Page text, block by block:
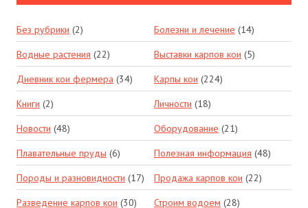
Без рубрики (2) Болезни и лечение (14)
Водные растения (22) Выставки карпов кои (5)
Дневник кои фермера (34) Карпы кои (224)
Книги (2) Личности (18)
Новости (48) Оборудование (21)
Плавательные пруды (6) Полезная информация (48)
Породы и разновидности (17) Продажа карпов кои (22)
Разведение карпов кои (30) Строим водоем (28)